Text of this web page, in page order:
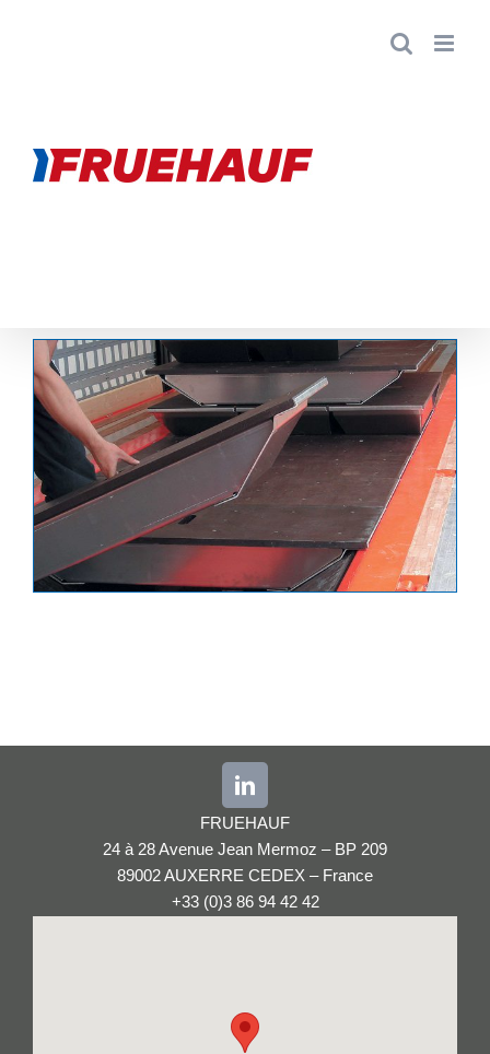
FRUEHAUF
24 à 28 Avenue Jean Mermoz – BP 209
89002 AUXERRE CEDEX – France
+33 (0)3 86 94 42 42